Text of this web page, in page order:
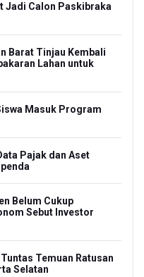
Jadi Calon Paskibraka
Barat Tinjau Kembali
Lahan untuk
Masuk Program
Pajak dan Aset
Belum Cukup
Sebut Investor
Temuan Ratusan
Selatan